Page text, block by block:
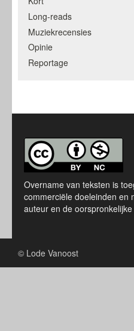
Long-reads
Muziekrecensies
Opinie
Reportage
Overname van teksten is
commerciële doeleinden en
auteur en de
© Lode Vanoost